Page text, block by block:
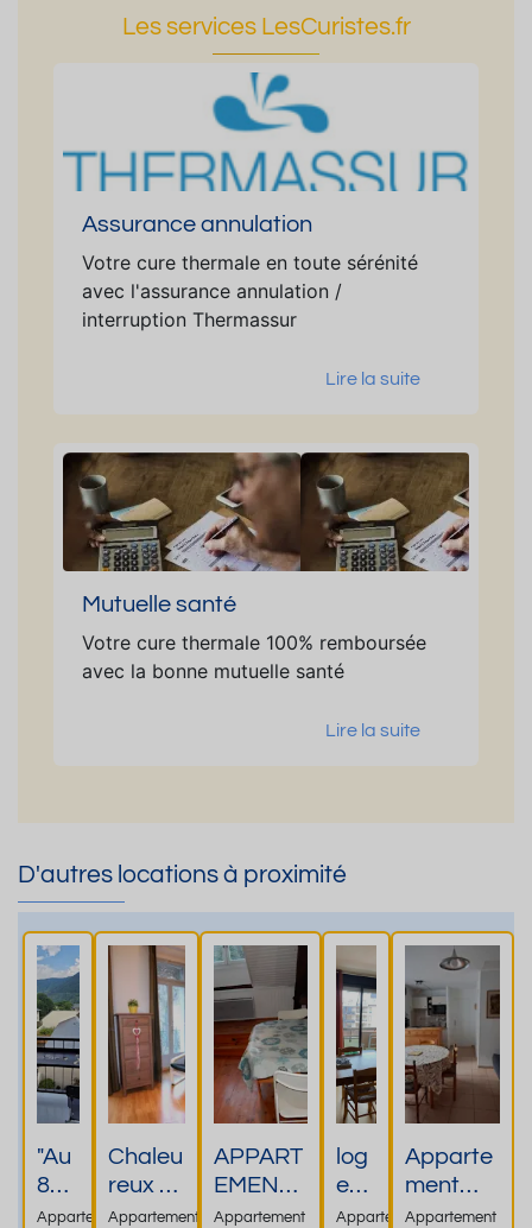
Les services LesCuristes.fr
Assurance annulation
Votre cure thermale en toute sérénité
avec l'assurance annulation /
interruption Thermassur
Lire la suite
Mutuelle santé
Votre cure thermale 100% remboursée
avec la bonne mutuelle santé
Lire la suite
D'autres locations à proximité
"Au
8
du
Appartement
Chaleu
reux T2
bis
Appartement
APPART
EMENT
T2 à 50
Appartement
log
em
ent
Appartement
Apparte
ment
35m²,
Appartement